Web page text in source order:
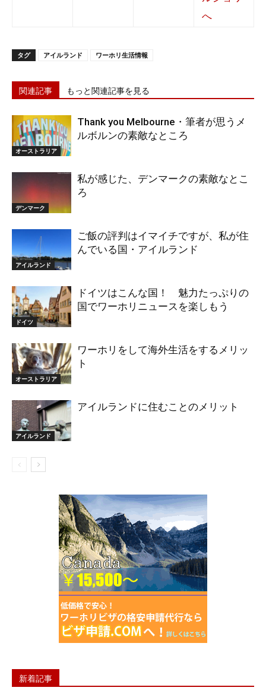
タグ アイルランド ワーホリ生活情報
関連記事 もっと関連記事を見る
オーストラリア
Thank you Melbourne・筆者が思うメ
ルボルンの素敵なところ
デンマーク
私が感じた、デンマークの素敵なとこ
ろ
アイルランド
ご飯の評判はイマイチですが、私が住
んでいる国・アイルランド
ドイツ
ドイツはこんな国！ 魅力たっぷりの
国でワーホリニュースを楽しもう
オーストラリア
ワーホリをして海外生活をするメリッ
ト
アイルランド
アイルランドに住むことのメリット
新着記事